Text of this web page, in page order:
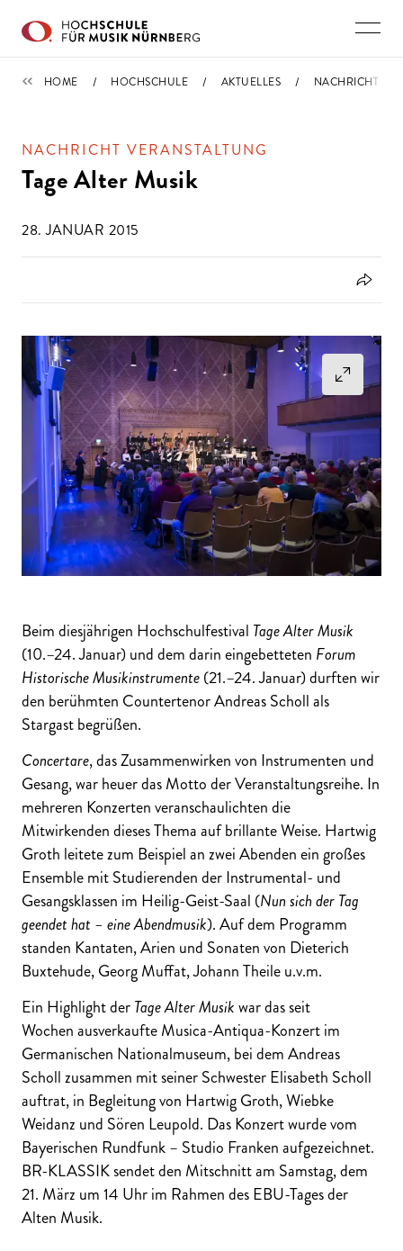
IMPORTIERT
HOME HOCHSCHULE AKTUELLES NACHRICHT
NACHRICHT VERANSTALTUNG
Tage Alter Musik
28. JANUAR 2015
Beim diesjährigen Hochschulfestival Tage Alter Musik
(10.–24. Januar) und dem darin eingebetteten Forum
Historische Musikinstrumente(21.–24. Januar) durften wir
den berühmten Countertenor Andreas Scholl als
Stargast begrüßen.
Concertare, das Zusammenwirken von Instrumenten und
Gesang, war heuer das Motto der Veranstaltungsreihe. In
mehreren Konzerten veranschaulichten die
Mitwirkenden dieses Thema auf brillante Weise. Hartwig
Groth leitete zum Beispiel an zwei Abenden ein großes
Ensemble mit Studierenden der Instrumental- und
Gesangsklassen im Heilig-Geist-Saal (Nun sich der Tag
geendet hat – eine Abendmusik). Auf dem Programm
standen Kantaten, Arien und Sonaten von Dieterich
Buxtehude, Georg Muffat, Johann Theile u.v.m.
Ein Highlight derTage Alter Musikwar das seit
Wochen ausverkaufte Musica-Antiqua-Konzert im
Germanischen Nationalmuseum, bei dem Andreas
Scholl zusammen mit seiner Schwester Elisabeth Scholl
auftrat, in Begleitung von Hartwig Groth, Wiebke
Weidanz und Sören Leupold. Das Konzert wurde vom
Bayerischen Rundfunk – Studio Franken aufgezeichnet.
BR-KLASSIK sendet den Mitschnitt am Samstag, dem
21. März um 14 Uhr im Rahmen des EBU-Tages der
Alten Musik.